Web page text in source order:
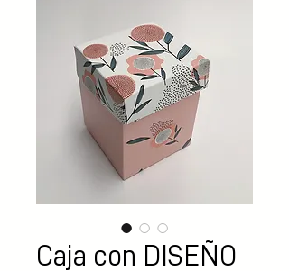
Caja con DISEÑO